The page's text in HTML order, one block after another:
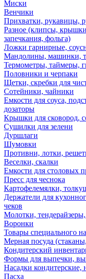
Миски
Венчики
Прихватки, рукавицы,
Разное (клипсы,
запечкания, фольга)
Ложки гарнирные,
Мандолины, машинки,
Термометры, таймеры,
Половники и черпаки
Щетки, скребки для
Сотейники, чайники
Емкости для соуса,
дозаторы
Крышки для сковород,
Сушилки для зелени
Дуршлаги
Шумовки
Противни, лотки,
Веселки, скалки
Емкости для столовых
Пресс для чеснока
Картофелемялки,
Держатели для
чеков
Молотки,
Воронки
Товары специального
Мерная посуда
Кондитерский
Формы для выпечки,
Насадки кондитерские,
Пасха